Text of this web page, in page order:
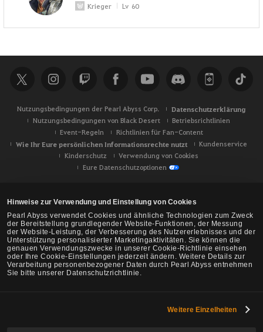
Hinweise zur Verwendung und Einstellung von Cookies
Pearl Abyss verwendet Cookies und ähnliche Technologien zum Zweck
der Bereitstellung grundlegender Website-Funktionen, der Messung
der Website-Leistung, der Verbesserung des Nutzererlebnisses und der
Unterstützung personalisierter Marketingaktivitäten. Sie können die
genauen Verwendungszwecke in unserer Cookie-Richtlinie einsehen
oder Ihre Cookie-Einstellungen jederzeit ändern. Weitere Details zur
Verarbeitung personenbezogener Daten durch Pearl Abyss entnehmen
Sie bitte unserer Datenschutzrichtlinie.
Weitere Einzelheiten
Krieger Lv 60
Nutzungsbedingungen der Pearl Abyss Corp. Datenschutzerklärung
Nutzungsbedingungen von Black Desert
Betriebsrichtlinien
Event-Regeln
Richtlinien für Fan-Content
Wie Ihr Eure persönlichen Informationsrechte nutzt
Kundenservice
Kinderschutz
Verwendung von Cookies
Eure Datenschutzoptionen